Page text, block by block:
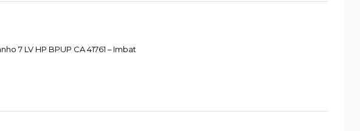
7 LV HP BPUP CA 41761 – Imbat